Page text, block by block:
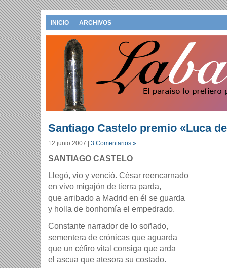
INICIO ARCHIVOS
Santiago Castelo premio «Luca
12 junio 2007 3 Comentarios »
SANTIAGO CASTELO
Llegó, vio y venció. César reencarnado
en vivo migajón de tierra parda,
que arribado a Madrid en él se guarda
y holla de bonhomí­a el empedrado.
Constante narrador de lo soñado,
sementera de crónicas que aguarda
que un céfiro vital consiga que arda
el ascua que atesora su costado.